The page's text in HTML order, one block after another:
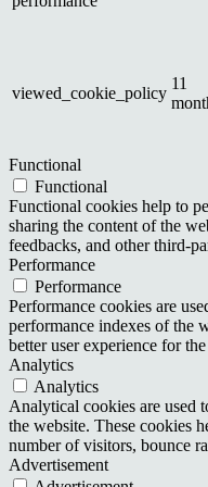
viewed_cookie_policy
11
Functional
Functional
Functional cookies help to
sharing the content of the
feedbacks, and other third-
Performance
Performance
Performance cookies are
performance indexes of the
better user experience for
Analytics
Analytics
Analytical cookies are used
the website. These cookies
number of visitors, bounce
Advertisement